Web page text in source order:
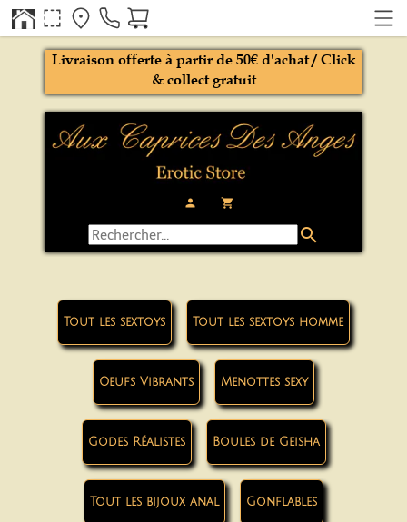
person local_grocery_store
Livraison offerte à partir de 50€ d'achat / Click
& collect gratuit
search
Tout les sextoys Tout les sextoys homme
Oeufs Vibrants Menottes sexy
Godes Réalistes Boules de Geisha
Tout les bijoux anal Gonflables